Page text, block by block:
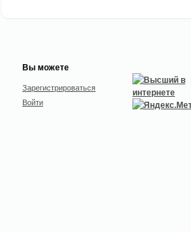
Вы можете
Зарегистрироваться
Войти